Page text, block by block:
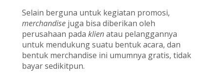
Selain berguna untuk kegiatan promosi,
merchandise juga bisa diberikan oleh
perusahaan pada klienatau pelanggannya
untuk mendukung suatu bentuk acara, dan
bentuk merchandise ini umumnya gratis, tidak
bayar sedikitpun.